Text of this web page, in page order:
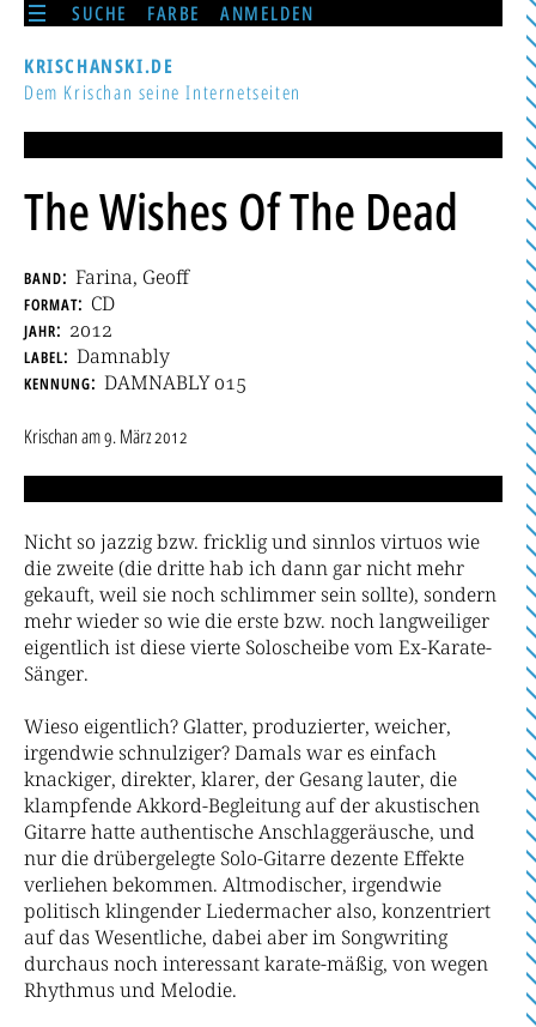
SUCHE FARBE ANMELDEN
KRISCHANSKI.DE
Dem Krischan seine Internetseiten
The Wishes Of The Dead
band Farina, Geoff
format CD
jahr 2012
label Damnably
kennung DAMNABLY 015
Krischanam9. März 2012
Nicht so jazzig bzw. fricklig und sinnlos virtuos wie
die zweite (die dritte hab ich dann gar nicht mehr
gekauft, weil sie noch schlimmer sein sollte), sondern
mehr wieder so wie die erste bzw. noch langweiliger
eigentlich ist diese vierte Soloscheibe vom Ex-Karate-
Sänger.
Wieso eigentlich? Glatter, produzierter, weicher,
irgendwie schnulziger? Damals war es einfach
knackiger, direkter, klarer, der Gesang lauter, die
klampfende Akkord-Begleitung auf der akustischen
Gitarre hatte authentische Anschlaggeräusche, und
nur die drübergelegte Solo-Gitarre dezente Effekte
verliehen bekommen. Altmodischer, irgendwie
politisch klingender Liedermacher also, konzentriert
auf das Wesentliche, dabei aber im Songwriting
durchaus noch interessant karate-mäßig, von wegen
Rhythmus und Melodie.